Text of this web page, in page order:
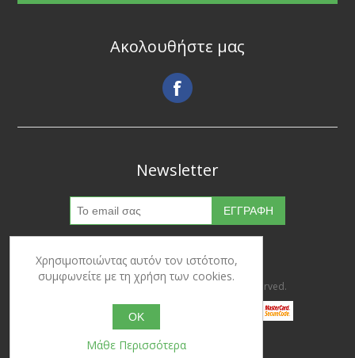
Ακολουθήστε μας
Newsletter
Copyright © 2026 Ypertrofes. All rights reserved.
Powered bynopCommerce
Χρησιμοποιώντας αυτόν τον ιστότοπο,
συμφωνείτε με τη χρήση των cookies.
OK
Μάθε Περισσότερα